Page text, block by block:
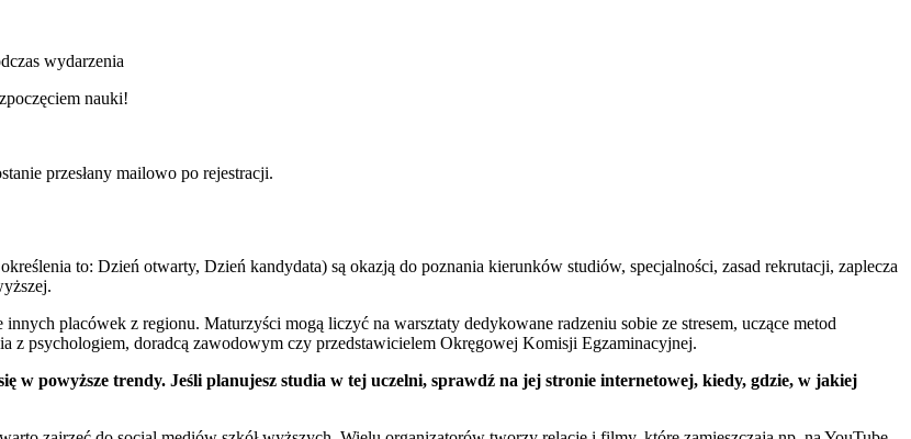
wydarzenia
nauki!
przesłany mailowo po rejestracji.
to: Dzień otwarty, Dzień kandydata) są okazją do poznania kierunków studiów, specjalności, zasad rekrutacji, zaplecza
placówek z regionu. Maturzyści mogą liczyć na warsztaty dedykowane radzeniu sobie ze stresem, uczące metod
z psychologiem, doradcą zawodowym czy przedstawicielem Okręgowej Komisji Egzaminacyjnej.
w powyższe trendy. Jeśli planujesz studia w tej uczelni, sprawdź na jej stronie internetowej, kiedy, gdzie, w jakiej